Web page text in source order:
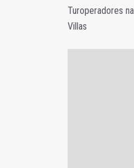
Turoperadores
Villas